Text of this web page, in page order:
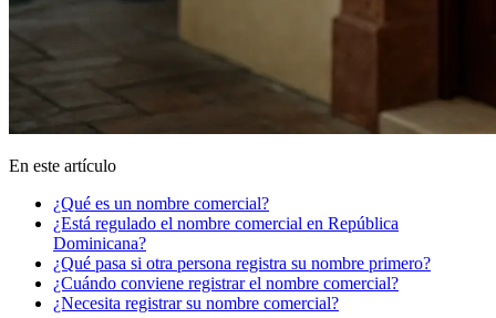
En este artículo
¿Qué es un nombre comercial?
¿Está regulado el nombre comercial en República
Dominicana?
¿Qué pasa si otra persona registra su nombre primero?
¿Cuándo conviene registrar el nombre comercial?
¿Necesita registrar su nombre comercial?